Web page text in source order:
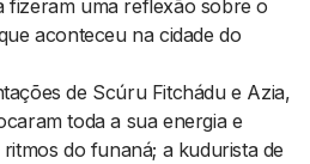
fizeram uma reflexão sobre o
aconteceu na cidade do
de Scúru Fitchádu e Azia,
toda a sua energia e
do funaná; a kudurista de